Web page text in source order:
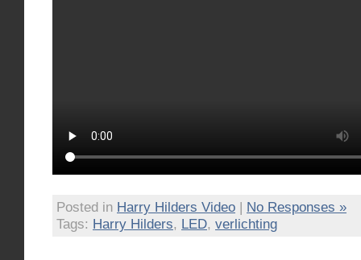
Posted in Harry Hilders Video | No Responses »
Tags: Harry Hilders, LED, verlichting